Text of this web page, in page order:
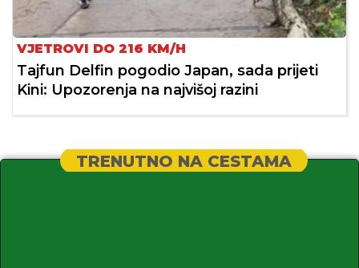
VJETROVI DO 216 KM/H
Tajfun Delfin pogodio Japan, sada prijeti
Kini: Upozorenja na najvišoj razini
TRENUTNO NA CESTAMA